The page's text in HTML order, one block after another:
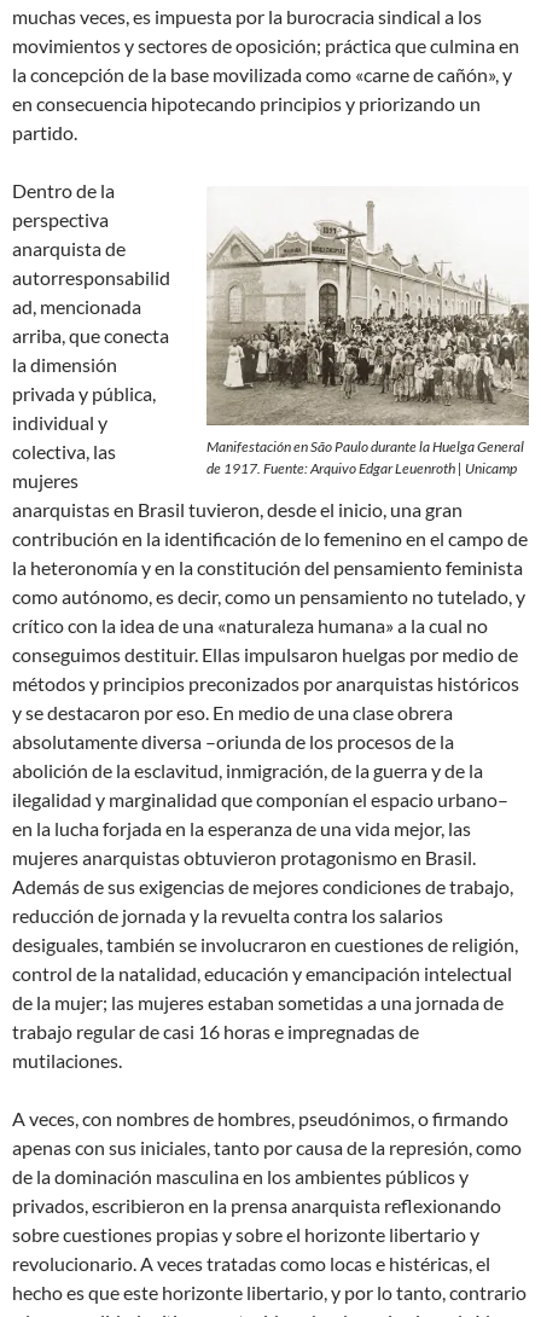
muchas veces, es impuesta por la burocracia sindical a los
movimientos y sectores de oposición; práctica que culmina en
la concepción de la base movilizada como «carne de cañón», y
en consecuencia hipotecando principios y priorizando un
partido.
Manifestación en São Paulo durante la Huelga General
de 1917. Fuente: Arquivo Edgar Leuenroth | Unicamp
Dentro de la
perspectiva
anarquista de
autorresponsabilid
ad, mencionada
arriba, que conecta
la dimensión
privada y pública,
individual y
colectiva, las
mujeres
anarquistas en Brasil tuvieron, desde el inicio, una gran
contribución en la identificación de lo femenino en el campo de
la heteronomía y en la constitución del pensamiento feminista
como autónomo, es decir, como un pensamiento no tutelado, y
crítico con la idea de una «naturaleza humana» a la cual no
conseguimos destituir. Ellas impulsaron huelgas por medio de
métodos y principios preconizados por anarquistas históricos
y se destacaron por eso. En medio de una clase obrera
absolutamente diversa –oriunda de los procesos de la
abolición de la esclavitud, inmigración, de la guerra y de la
ilegalidad y marginalidad que componían el espacio urbano–
en la lucha forjada en la esperanza de una vida mejor, las
mujeres anarquistas obtuvieron protagonismo en Brasil.
Además de sus exigencias de mejores condiciones de trabajo,
reducción de jornada y la revuelta contra los salarios
desiguales, también se involucraron en cuestiones de religión,
control de la natalidad, educación y emancipación intelectual
de la mujer; las mujeres estaban sometidas a una jornada de
trabajo regular de casi 16 horas e impregnadas de
mutilaciones.
A veces, con nombres de hombres, pseudónimos, o firmando
apenas con sus iniciales, tanto por causa de la represión, como
de la dominación masculina en los ambientes públicos y
privados, escribieron en la prensa anarquista reflexionando
sobre cuestiones propias y sobre el horizonte libertario y
revolucionario. A veces tratadas como locas e histéricas, el
hecho es que este horizonte libertario, y por lo tanto, contrario